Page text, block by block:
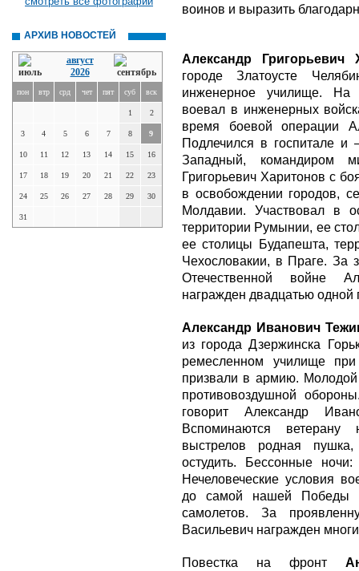
АРХИВ НОВОСТЕЙ
август
2026
пон втр срд чет пят суб вск
1 2
3 4 5 6 7 8 9
10 11 12 13 14 15 16
17 18 19 20 21 22 23
24 25 26 27 28 29 30
31
воинов и выразить
Александр Григорьевич
городе Златоусте
инженерное училище. На
воевал в инженерных
время боевой операции
Подлечился в госпитале
Западный, командиром
Григорьевич Харитонов с
в освобождении городов,
Молдавии. Участвовал в
территории Румынии, ее
ее столицы Будапешта,
Чехословакии, в Праге. За
Отечественной войне
награжден двадцатью одной
Александр Иванович
из города Дзержинска
ремесленном училище
призвали в армию.
противовоздушной
говорит Александр
Вспоминаются
выстрелов родная
остудить. Бессонные
Нечеловеческие условия
до самой нашей Победы
самолетов. За
Васильевич награжден
Повестка на фронт